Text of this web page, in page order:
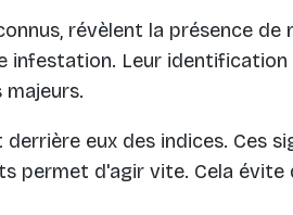
révèlent la présence de
infestation. Leur identification
eux des indices. Ces
permet d'agir vite. Cela évite